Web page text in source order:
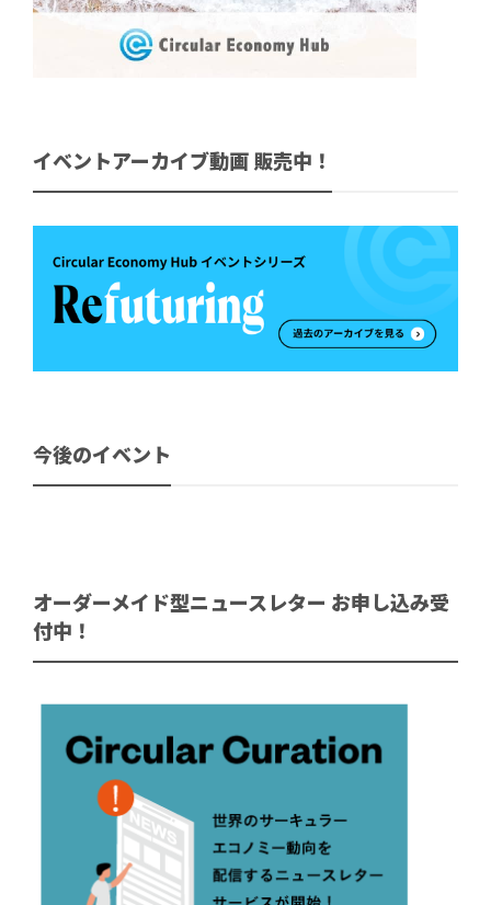
イベントアーカイブ動画 販売中！
今後のイベント
オーダーメイド型ニュースレター お申し込み受
付中！